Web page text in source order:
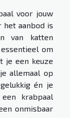
voor jouw
het aanbod is
van katten
om
je een keuze
allemaal op
én je
krabpaal
onmisbaar